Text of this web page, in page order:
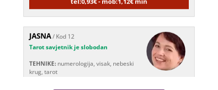
JASNA/ Kod 12
Tarot savjetnik je slobodan
krug, tarot